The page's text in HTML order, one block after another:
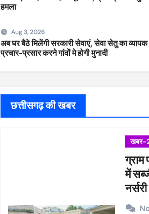
हमला
Aug 3, 2026
अब घर बैठे मिलेंगी सरकारी सेवाएं, सेवा सेतु का व्यापक
प्रचार-प्रसार करने गांवों मे होगी मुनादी
छत्तीसगढ़ की खबर
खबर-
ग्राम
में